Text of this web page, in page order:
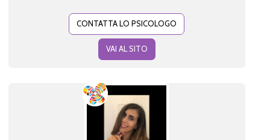
CONTATTA LO PSICOLOGO
VAI AL SITO